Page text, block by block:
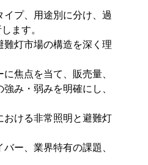
プ、用途別に分け、過
ます。
灯市場の構造を深く理
焦点を当て、販売量、
み・弱みを明確にし、
おける非常照明と避難灯
ー、業界特有の課題、